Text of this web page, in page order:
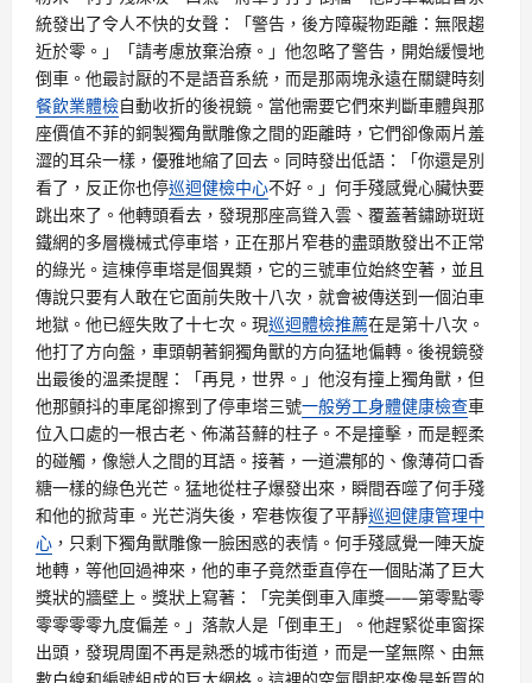
統發出了令人不快的女聲：「警告，後方障礙物距離：無限趨
近於零。」「請考慮放棄治療。」他忽略了警告，開始緩慢地
倒車。他最討厭的不是語音系統，而是那兩塊永遠在關鍵時刻
餐飲業體檢自動收折的後視鏡。當他需要它們來判斷車體與那
座價值不菲的銅製獨角獸雕像之間的距離時，它們卻像兩片羞
澀的耳朵一樣，優雅地縮了回去。同時發出低語：「你還是別
看了，反正你也停巡迴健檢中心不好。」何手殘感覺心臟快要
跳出來了。他轉頭看去，發現那座高聳入雲、覆蓋著鏽跡斑斑
鐵網的多層機械式停車塔，正在那片窄巷的盡頭散發出不正常
的綠光。這棟停車塔是個異類，它的三號車位始終空著，並且
傳說只要有人敢在它面前失敗十八次，就會被傳送到一個泊車
地獄。他已經失敗了十七次。現巡迴體檢推薦在是第十八次。
他打了方向盤，車頭朝著銅獨角獸的方向猛地偏轉。後視鏡發
出最後的溫柔提醒：「再見，世界。」他沒有撞上獨角獸，但
他那顫抖的車尾卻擦到了停車塔三號一般勞工身體健康檢查車
位入口處的一根古老、佈滿苔蘚的柱子。不是撞擊，而是輕柔
的碰觸，像戀人之間的耳語。接著，一道濃郁的、像薄荷口香
糖一樣的綠色光芒。猛地從柱子爆發出來，瞬間吞噬了何手殘
和他的掀背車。光芒消失後，窄巷恢復了平靜巡迴健康管理中
心 ，只剩下獨角獸雕像一臉困惑的表情。何手殘感覺一陣天旋
地轉，等他回過神來，他的車子竟然垂直停在一個貼滿了巨大
獎狀的牆壁上。獎狀上寫著：「完美倒車入庫獎——第零點零
零零零零九度偏差。」落款人是「倒車王」。他趕緊從車窗探
出頭，發現周圍不再是熟悉的城市街道，而是一望無際、由無